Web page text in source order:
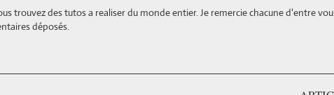
trouvez des tutos a realiser du monde entier. Je remercie chacune d'entre
déposés.